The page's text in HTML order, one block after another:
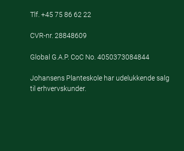
Tlf. +45 75 86 62 22
CVR-nr. 28848609
Global G.A.P. CoC No. 4050373084844
Johansens Planteskole har udelukkende salg
til erhvervskunder.